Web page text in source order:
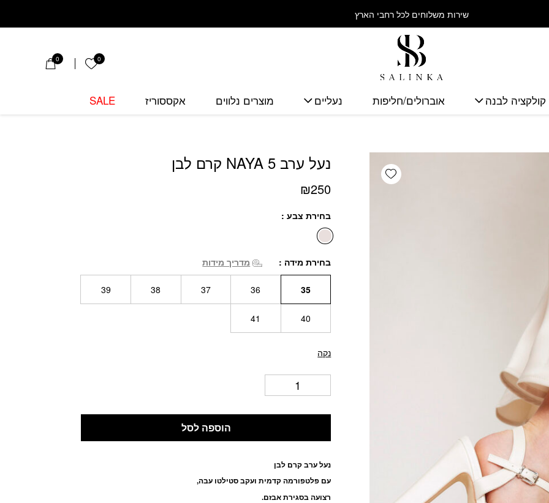
שירות משלוחים לכל רחבי הארץ
0 הרשימה שלי
0
קולקציה לבנה אוברולים/חליפות נעליים מוצרים נלווים אקססוריז SALE
נעל ערב NAYA 5 קרם לבן
₪250
בחירת צבע
בחירת מידה מדריך מידות
35
36
37
38
39
40
41
נקה
הוספה לסל
נעל ערב קרם לבן
עם פלטפורמה קדמית ועקב סטילטו עבה,
רצועה בסגירת אבזם.
Add wishlist